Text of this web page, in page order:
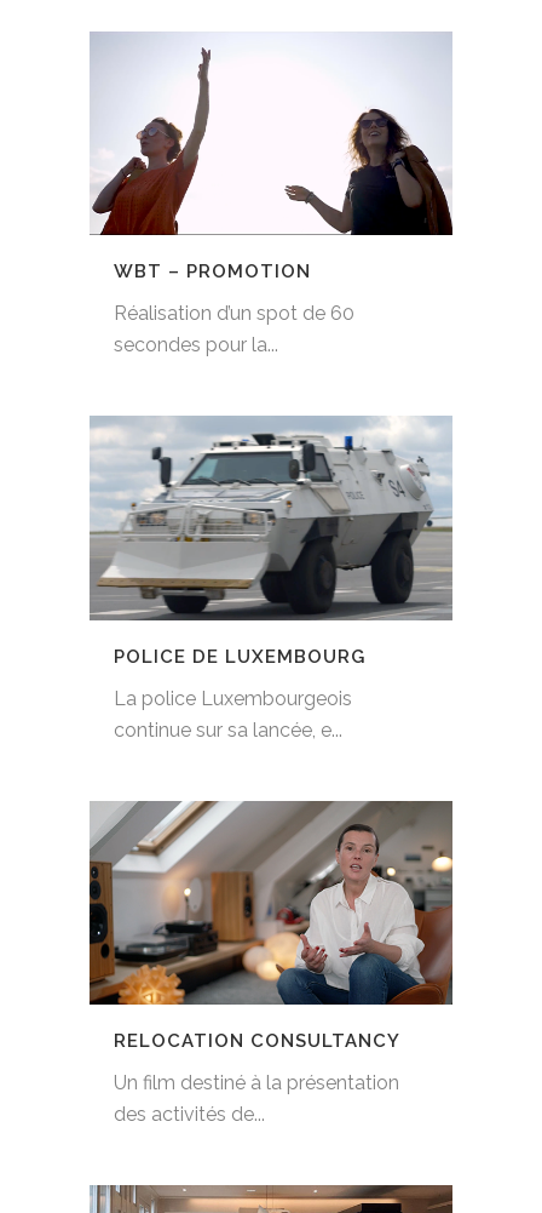
WBT – PROMOTION
Réalisation d’un spot de 60
secondes pour la...
POLICE DE LUXEMBOURG
La police Luxembourgeois
continue sur sa lancée, e...
RELOCATION CONSULTANCY
Un film destiné à la présentation
des activités de...